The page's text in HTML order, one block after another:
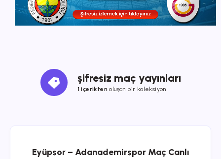
şifresiz maç yayınları
1 içeriktenoluşan bir koleksiyon
Eyüpsor – Adanademirspor Maç Canlı